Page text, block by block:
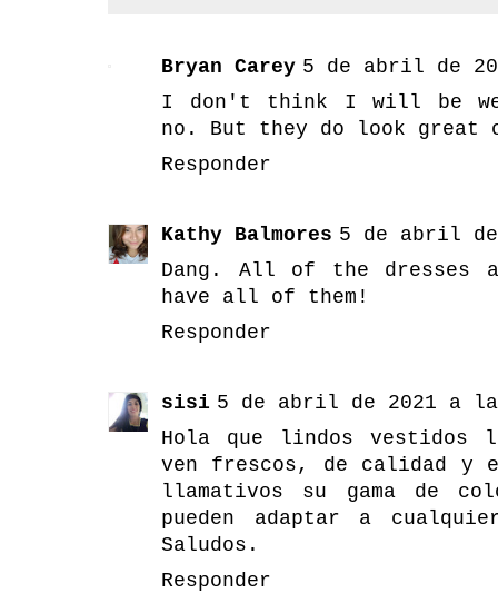
Bryan Carey 5 de abril de
I don't think I will be
no. But they do look great
Responder
Kathy Balmores 5 de abril
Dang. All of the dresses
have all of them!
Responder
sisi 5 de abril de 2021 a
Hola que lindos vestidos
ven frescos, de calidad y
llamativos su gama de
pueden adaptar a
Saludos.
Responder